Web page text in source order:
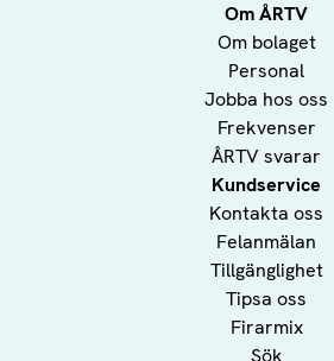
Om ÅRTV
Om bolaget
Personal
Jobba hos oss
Frekvenser
ÅRTV svarar
Kundservice
Kontakta oss
Felanmälan
Tillgänglighet
Tipsa oss
Firarmix